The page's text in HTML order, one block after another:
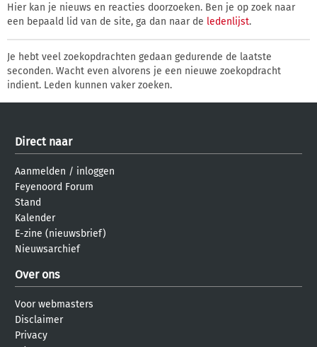
Hier kan je nieuws en reacties doorzoeken. Ben je op zoek naar
een bepaald lid van de site, ga dan naar de ledenlijst.
Je hebt veel zoekopdrachten gedaan gedurende de laatste
seconden. Wacht even alvorens je een nieuwe zoekopdracht
indient. Leden kunnen vaker zoeken.
Direct naar
Aanmelden / inloggen
Feyenoord Forum
Stand
Kalender
E-zine (nieuwsbrief)
Nieuwsarchief
Over ons
Voor webmasters
Disclaimer
Privacy